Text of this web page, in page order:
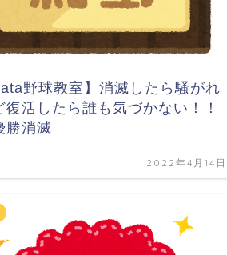
野球教室】消滅したら騒がれ
復活したら誰も気づかない！！
勝消滅
2022年4月14日